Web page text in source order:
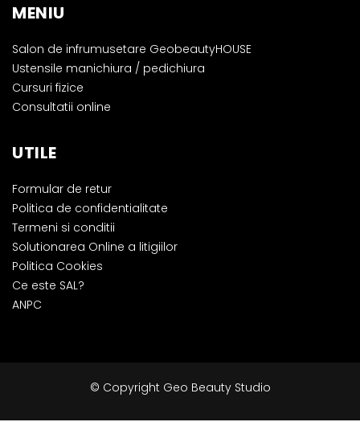
MENIU
Salon de infrumusetare GeobeautyHOUSE
Ustensile manichiura / pedichiura
Cursuri fizice
Consultatii online
UTILE
Formular de retur
Politica de confidentialitate
Termeni si conditii
Solutionarea Online a litigiilor
Politica Cookies
Ce este SAL?
ANPC
© Copyright Geo Beauty Studio